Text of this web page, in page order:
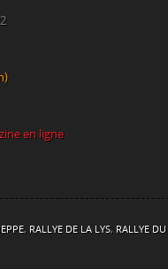
en ligne
, RALLYE DE LA LYS, RALLYE